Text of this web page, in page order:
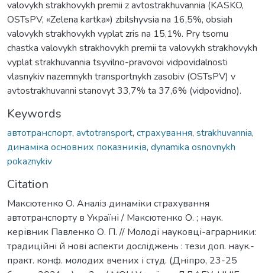
valovykh strakhovykh premii z avtostrakhuvannia (KASKO,
OSTsPV, «Zelena kartka») zbilshyvsia na 16,5%, obsiah
valovykh strakhovykh vyplat zris na 15,1%. Pry tsomu
chastka valovykh strakhovykh premii ta valovykh strakhovykh
vyplat strakhuvannia tsyvilno-pravovoi vidpovidalnosti
vlasnykiv nazemnykh transportnykh zasobiv (OSTsPV) v
avtostrakhuvanni stanovyt 33,7% ta 37,6% (vidpovidno).
Keywords
автотранспорт, avtotransport, страхування, strakhuvannia,
динаміка основних показників, dynamika osnovnykh
pokaznykiv
Citation
Максютенко О. Аналіз динаміки страхування
автотранспорту в Україні / Максютенко О. ; наук.
керівник Павленко О. П. // Молоді науковці-аграрники:
традиційні й нові аспекти досліджень : тези доп. наук.-
практ. конф. молодих вчених і студ. (Дніпро, 23-25